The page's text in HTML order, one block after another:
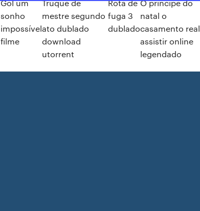
Gol um
sonho
impossível
filme
Truque de
mestre segundo
ato dublado
download
utorrent
Rota de
fuga 3
dublado
O príncipe do
natal o
casamento real
assistir online
legendado